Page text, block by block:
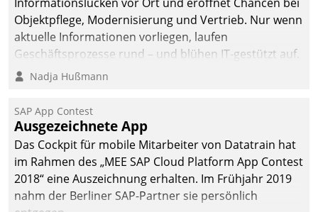
Objektpflege, Modernisierung und Vertrieb. Nur wenn
aktuelle Informationen vorliegen, laufen
Geschäftsprozesse rund – und blühen IT-gestützt auf.
Nadja Hußmann
SAP App Contest
Ausgezeichnete App
Das Cockpit für mobile Mitarbeiter von Datatrain hat
im Rahmen des „MEE SAP Cloud Platform App Contest
2018“ eine Auszeichnung erhalten. Im Frühjahr 2019
nahm der Berliner SAP-Partner sie persönlich